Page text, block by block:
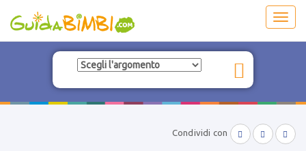
Condividi con   